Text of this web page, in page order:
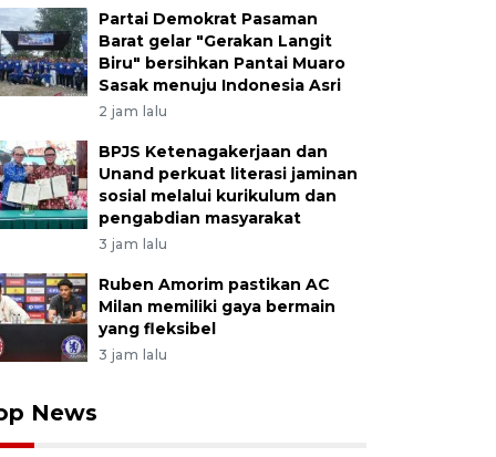
Partai Demokrat Pasaman
Barat gelar "Gerakan Langit
Biru" bersihkan Pantai Muaro
Sasak menuju Indonesia Asri
2 jam lalu
BPJS Ketenagakerjaan dan
Unand perkuat literasi jaminan
sosial melalui kurikulum dan
pengabdian masyarakat
3 jam lalu
Ruben Amorim pastikan AC
Milan memiliki gaya bermain
yang fleksibel
3 jam lalu
News